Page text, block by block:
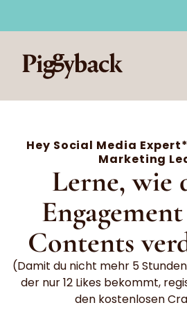
Hey Social Media
Marketing
Lerne, wie
Contents
(Damit du nicht mehr 5
der nur 12 Likes bekommt,
den kostenlosen